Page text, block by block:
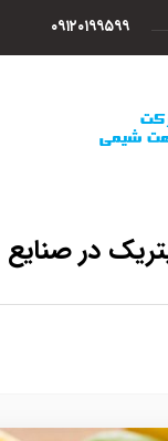
۰۹۱۲۰۱۹۹۵۹۹
در صنایع